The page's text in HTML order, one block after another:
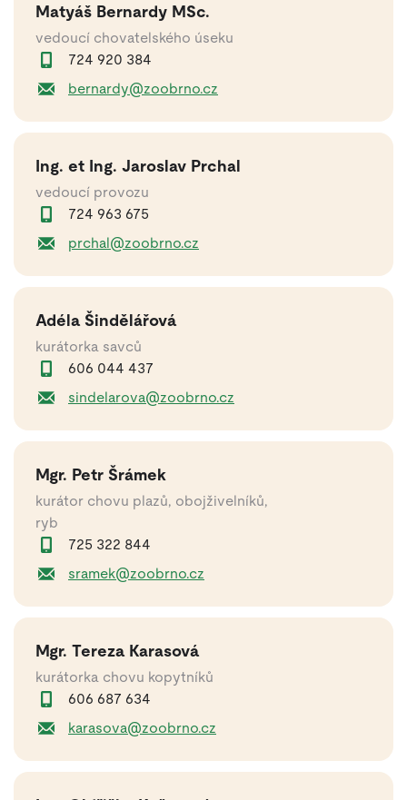
Matyáš Bernardy MSc.
vedoucí chovatelského úseku
724 920 384
bernardy@zoobrno.cz
Ing. et Ing. Jaroslav Prchal
vedoucí provozu
724 963 675
prchal@zoobrno.cz
Adéla Šindělářová
kurátorka savců
606 044 437
sindelarova@zoobrno.cz
Mgr. Petr Šrámek
kurátor chovu plazů, obojživelníků,
ryb
725 322 844
sramek@zoobrno.cz
Mgr. Tereza Karasová
kurátorka chovu kopytníků
606 687 634
karasova@zoobrno.cz